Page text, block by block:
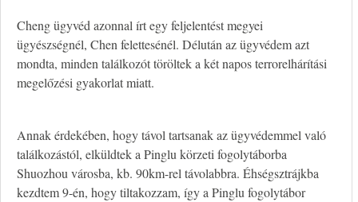
Cheng ügyvéd azonnal írt egy feljelentést megyei
ügyészségnél, Chen felettesénél. Délután az ügyvédem azt
mondta, minden találkozót töröltek a két napos terrorelhárítási
megelőzési gyakorlat miatt.
Annak érdekében, hogy távol tartsanak az ügyvédemmel való
találkozástól, elküldtek a Pinglu körzeti fogolytáborba
Shuozhou városba, kb. 90km-rel távolabbra. Éhségsztrájkba
kezdtem 9-én, hogy tiltakozzam, így a Pinglu fogolytábor